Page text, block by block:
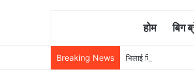
होम बिग
Breaking News भिलाई तिहरा